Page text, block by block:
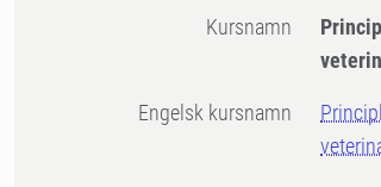
Kursnamn
Engelsk kursnamn